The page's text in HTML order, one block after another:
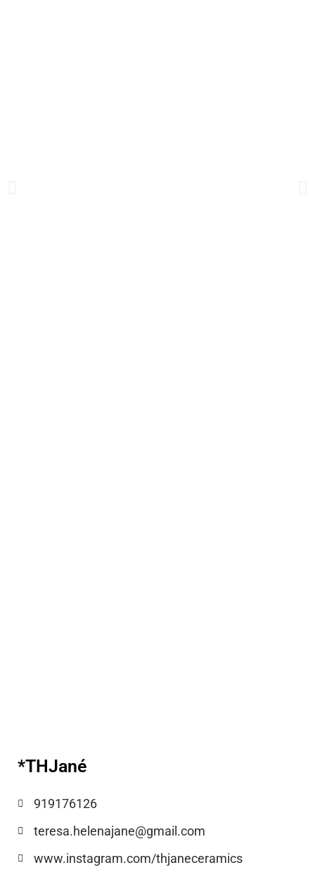
*THJané
919176126
teresa.helenajane@gmail.com
www.instagram.com/thjaneceramics